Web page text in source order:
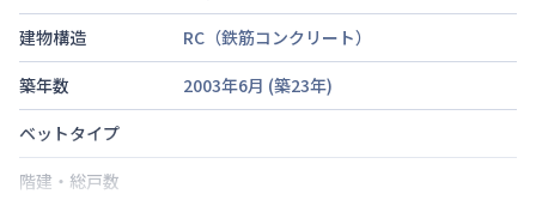
建物構造
RC（鉄筋コンクリート）
築年数
2003年6月 (築23年)
ベットタイプ
階建・総戸数